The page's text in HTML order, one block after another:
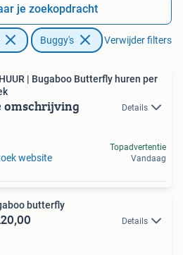
je zoekopdracht
Buggy's Verwijder filters
| Bugaboo Butterfly huren per
omschrijving Details
website
Topadvertentie
Vandaag
butterfly
Details